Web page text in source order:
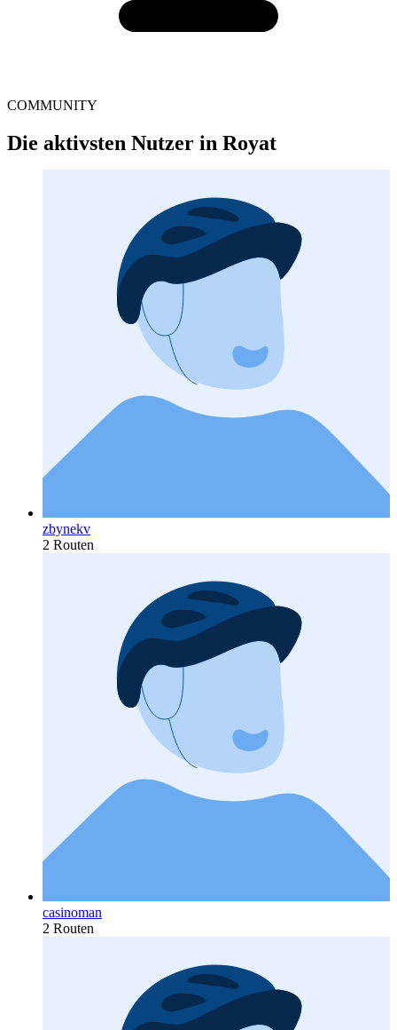
COMMUNITY
Die aktivsten Nutzer in Royat
zbynekv
2 Routen
casinoman
2 Routen